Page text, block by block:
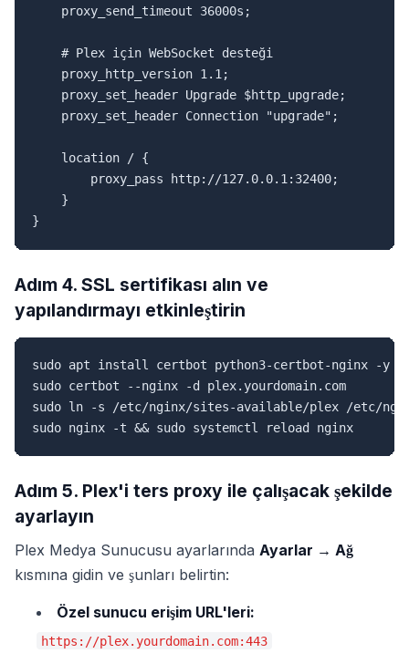
    proxy_send_timeout 36000s;
    # Plex için WebSocket desteği
    proxy_http_version 1.1;
    proxy_set_header Upgrade $http_upgrade;
    proxy_set_header Connection "upgrade";
    location / {
        proxy_pass http://127.0.0.1:32400;
    }
}
Adım 4. SSL sertifikası alın ve
yapılandırmayı etkinleştirin
sudo apt install certbot python3-certbot-nginx -y
sudo certbot --nginx -d plex.yourdomain.com
sudo ln -s /etc/nginx/sites-available/plex /etc/
sudo nginx -t && sudo systemctl reload nginx
Adım 5. Plex'i ters proxy ile çalışacak şekilde
ayarlayın
Plex Medya Sunucusu ayarlarında Ayarlar → Ağ
kısmına gidin ve şunları belirtin:
Özel sunucu erişim URL'leri:
https://plex.yourdomain.com:443